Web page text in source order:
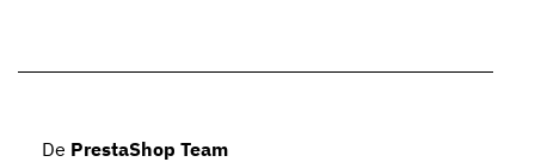
De PrestaShop Team